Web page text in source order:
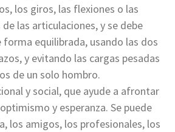
los giros, las flexiones o las
las articulaciones, y se debe
equilibrada, usando las dos
y evitando las cargas pesadas
de un solo hombro.
y social, que ayude a afrontar
y esperanza. Se puede
los amigos, los profesionales, los